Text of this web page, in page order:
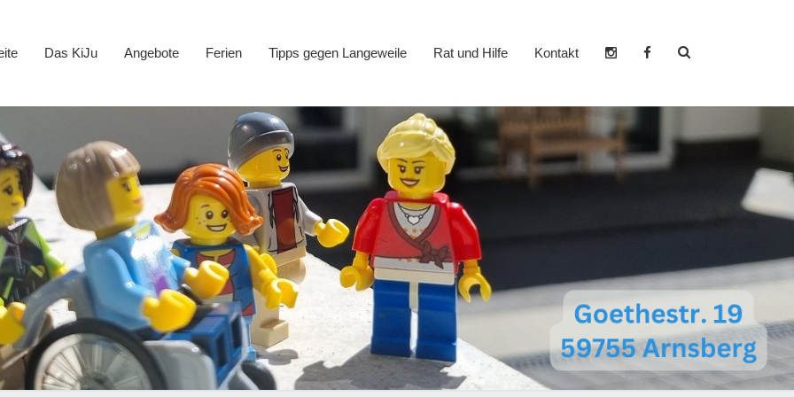
Das KiJu Angebote Ferien Tipps gegen Langeweile Rat und Hilfe Kontakt
Search
Kinder- und
Jugendzentrum
Neheim